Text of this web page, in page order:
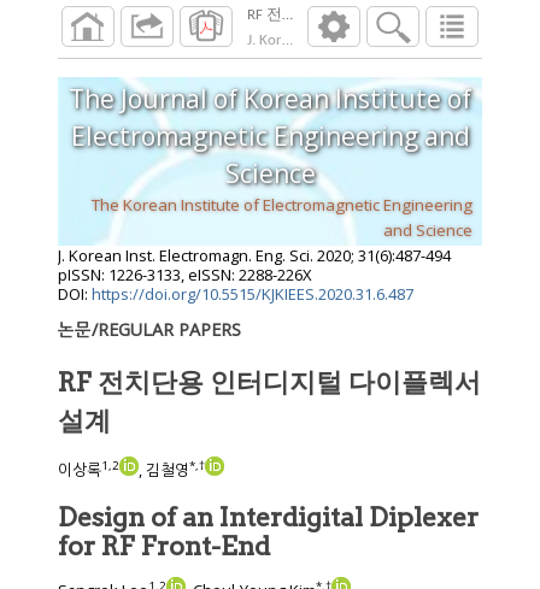
RF 전치단용 인터디지털 다이플렉서 설계
J. Korean Inst. Electromagn. Eng. Sci.
The Journal of Korean Institute of
Electromagnetic Engineering and
Science
The Korean Institute of Electromagnetic Engineering
and Science
J. Korean Inst. Electromagn. Eng. Sci. 2020; 31(6):487-494
pISSN: 1226-3133, eISSN: 2288-226X
DOI: https://doi.org/10.5515/KJKIEES.2020.31.6.487
논문/REGULAR PAPERS
RF 전치단용 인터디지털 다이플렉서
설계
이상록1,2 , 김철영*,†
Design of an Interdigital Diplexer
for RF Front-End